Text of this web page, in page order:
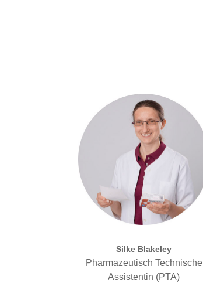
Silke Blakeley
Pharmazeutisch Technische
Assistentin (PTA)